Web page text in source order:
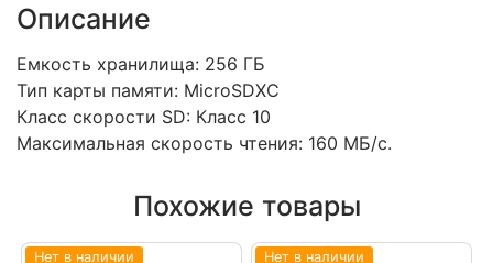
Описание
Емкость хранилища: 256 ГБ
Тип карты памяти: MicroSDXC
Класс скорости SD: Класс 10
Максимальная скорость чтения: 160 МБ/с.
Похожие товары
Нет в наличии
Нет в наличии